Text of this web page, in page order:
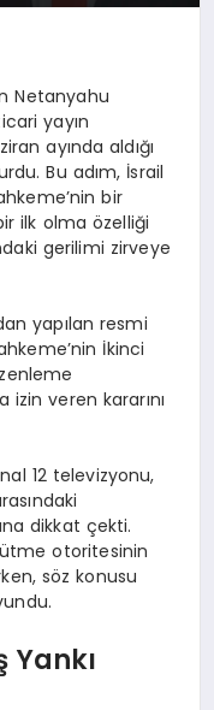
Netanyahu
yayın
ayında aldığı
Bu adım, İsrail
bir
ilk olma özelliği
gerilimi zirveye
yapılan resmi
İkinci
veren kararını
12 televizyonu,
dikkat çekti.
otoritesinin
söz konusu
Yankı